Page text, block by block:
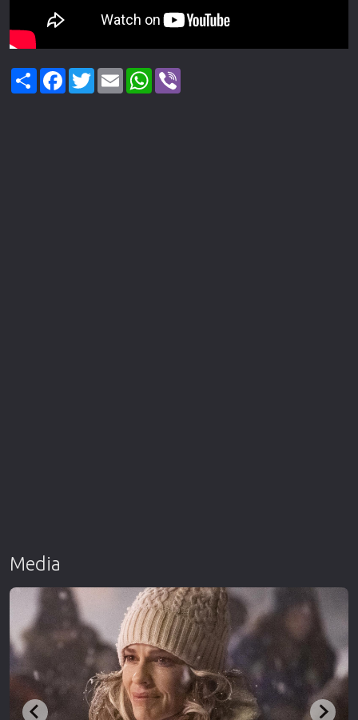
ShareFacebook
TwitterEmail WhatsApp
Media